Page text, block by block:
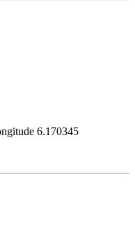
6.170345